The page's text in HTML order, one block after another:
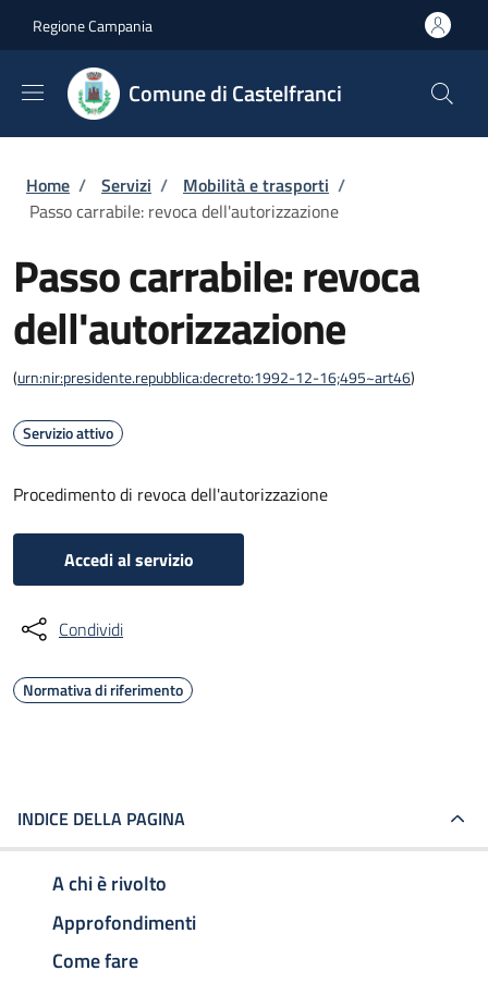
Regione Campania
Comune di Castelfranci
Briciole di pane
Home / Servizi / Mobilità e trasporti /
Passo carrabile: revoca dell'autorizzazione
Passo carrabile: revoca
dell'autorizzazione
(urn:nir:presidente.repubblica:decreto:1992-12-16;495~art46)
Servizio attivo
Procedimento di revoca dell'autorizzazione
Accedi al servizio
Condividi
Normativa di riferimento
INDICE DELLA PAGINA
A chi è rivolto
Approfondimenti
Come fare